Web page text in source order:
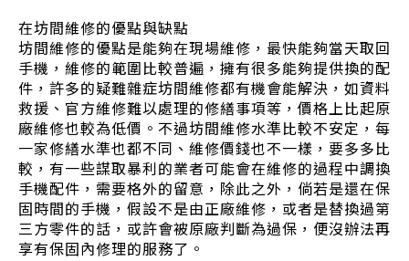
在坊間維修的優點與缺點
坊間維修的優點是能夠在現場維修，最快能夠當天取回
手機，維修的範圍比較普遍，擁有很多能夠提供換的配
件，許多的疑難雜症坊間維修都有機會能解決，如資料
救援、官方維修難以處理的修繕事項等，價格上比起原
廠維修也較為低價。不過坊間維修水準比較不安定，每
一家修繕水準也都不同、維修價錢也不一樣，要多多比
較，有一些謀取暴利的業者可能會在維修的過程中調換
手機配件，需要格外的留意，除此之外，倘若是還在保
固時間的手機，假設不是由正廠維修，或者是替換過第
三方零件的話，或許會被原廠判斷為過保，便沒辦法再
享有保固內修理的服務了。